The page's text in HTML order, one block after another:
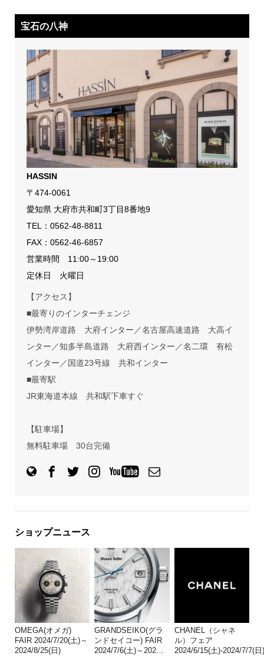
宝石の八神
HASSIN
〒474-0061
愛知県 大府市共和町3丁目8番地9
TEL： 0562-48-8811
FAX：0562-46-6857
営業時間 11:00～19:00
定休日 火曜日
【アクセス】
■最寄りのインターチェンジ
伊勢湾岸道路 大府インター／名古屋高速道路 大高イ
ンター／知多半島道路 大府西インター／名二環 有松
インター／国道23号線 共和インター
■最寄駅
JR東海道本線 共和駅下車すぐ
【駐車場】
無料駐車場 30台完備
ショップニュース
OMEGA(オメガ)
FAIR 2024/7/20(土)～
2024/8/25(日)
GRANDSEIKO(グラ
ンドセイコー) FAIR
2024/7/6(土)～202…
CHANEL（シャネ
ル）フェア
2024/6/15(土)-2024/7/7(日)